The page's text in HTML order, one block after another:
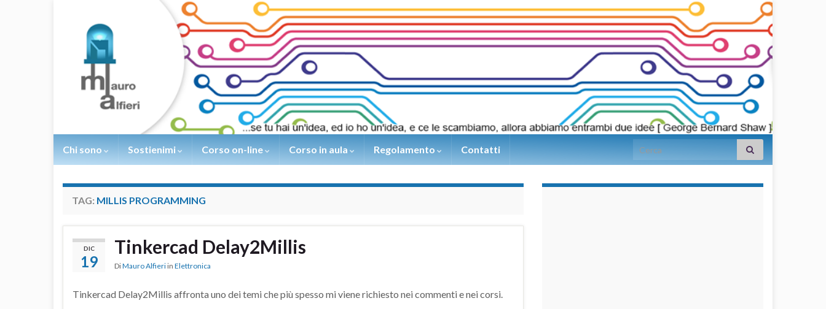
Chi sono Sostienimi Corso on-line Corso in aula Regolamento Contatti Search for:
TAG: MILLIS PROGRAMMING
DIC
19
Tinkercad Delay2Millis
DiMauro Alfieri in Elettronica
Tinkercad Delay2Millis affronta uno dei temi che più spesso mi viene richiesto nei commenti e nei corsi.